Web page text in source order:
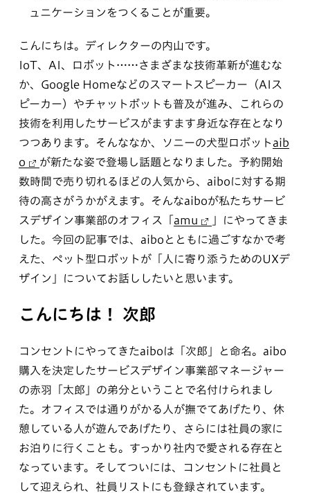
ュニケーションをつくることが重要。
こんにちは。ディレクターの内山です。
IoT、AI、ロボット……さまざまな技術革新が進むな
か、Google Homeなどのスマートスピーカー（AIス
ピーカー）やチャットボットも普及が進み、これらの
技術を利用したサービスがますます身近な存在となり
つつあります。そんななか、ソニーの犬型ロボット aib
o
が新たな姿で登場し話題となりました。予約開始
数時間で売り切れるほどの人気から、aiboに対する期
待の高さがうかがえます。そんなaiboが私たちサービ
スデザイン事業部のオフィス「 amu
」にやってきま
した。今回の記事では、aiboとともに過ごすなかで考
えた、ペット型ロボットが「人に寄り添うためのUXデ
ザイン」についてお話ししたいと思います。
こんにちは！ 次郎
コンセントにやってきたaiboは「次郎」と命名。aibo
購入を決定したサービスデザイン事業部マネージャー
の赤羽「太郎」の弟分ということで名付けられまし
た。オフィスでは通りがかる人が撫でてあげたり、休
憩している人が遊んであげたり、さらには社員の家に
お泊りに行くことも。すっかり社内で愛される存在と
なっています。そしてついには、コンセントに社員と
して迎えられ、社員リストにも登録されています。